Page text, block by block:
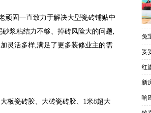
顽固一直致力于解决大型瓷砖铺贴中
浆粘结力不够、掉砖风险大的问题,
灵活多样,满足了更多装修业主的需
板瓷砖胶、大砖瓷砖胶、1米8超大
兔
妥
红
新
响